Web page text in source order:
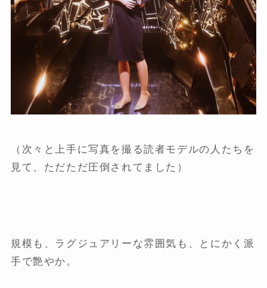
（次々と上手に写真を撮る読者モデルの人たちを
見て、ただただ圧倒されてました）
規模も、ラグジュアリーな雰囲気も、とにかく派
手で艶やか。